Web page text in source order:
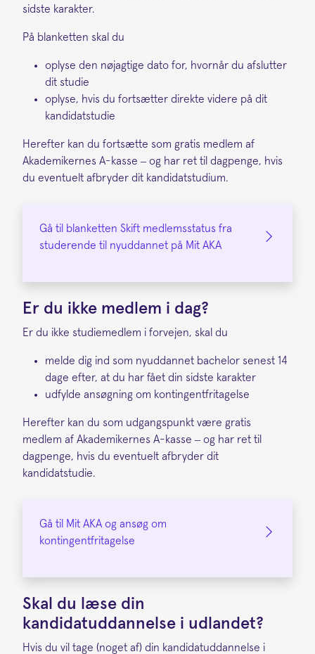
sidste karakter.
På blanketten skal du
oplyse den nøjagtige dato for, hvornår du afslutter
dit studie
oplyse, hvis du fortsætter direkte videre på dit
kandidatstudie
Herefter kan du fortsætte som gratis medlem af
Akademikernes A-kasse – og har ret til dagpenge, hvis
du eventuelt afbryder dit kandidatstudium.
Gå til blanketten Skift medlemsstatus fra
studerende til nyuddannet på Mit AKA
Er du ikke medlem i dag?
Er du ikke studiemedlem i forvejen, skal du
melde dig ind som nyuddannet bachelor senest 14
dage efter, at du har fået din sidste karakter
udfylde ansøgning om kontingentfritagelse
Herefter kan du som udgangspunkt være gratis
medlem af Akademikernes A-kasse – og har ret til
dagpenge, hvis du eventuelt afbryder dit
kandidatstudie.
Gå til Mit AKA og ansøg om
kontingentfritagelse
Skal du læse din
kandidatuddannelse i udlandet?
Hvis du vil tage (noget af) din kandidatuddannelse i